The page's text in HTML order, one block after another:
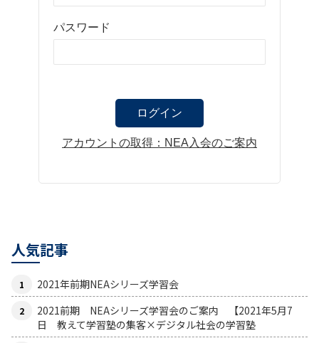
パスワード
アカウントの取得：NEA入会のご案内
人気記事
2021年前期NEAシリーズ学習会
2021前期 NEAシリーズ学習会のご案内 【2021年5月7
日 教えて学習塾の集客×デジタル社会の学習塾